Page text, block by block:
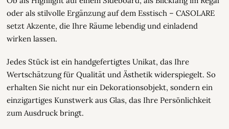
oder als stilvolle Ergänzung auf dem Esstisch – CASOLARE
setzt Akzente, die Ihre Räume lebendig und einladend
wirken lassen.
Jedes Stück ist ein handgefertigtes Unikat, das Ihre
Wertschätzung für Qualität und Ästhetik widerspiegelt. So
erhalten Sie nicht nur ein Dekorationsobjekt, sondern ein
einzigartiges Kunstwerk aus Glas, das Ihre Persönlichkeit
zum Ausdruck bringt.